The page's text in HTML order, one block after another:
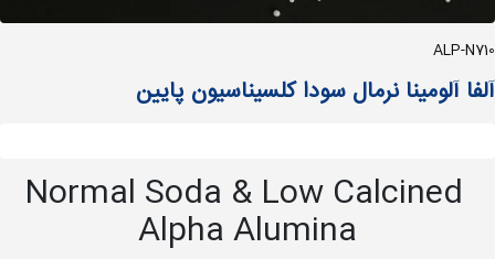
ALP-N710
آلفا آلومینا نرمال سودا کلسیناسیون پایین
Normal Soda & Low Calcined
Alpha Alumina